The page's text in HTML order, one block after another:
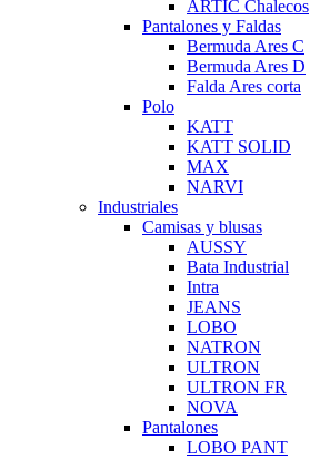
ARTIC Chalecos
Pantalones y Faldas
Bermuda Ares C
Bermuda Ares D
Falda Ares corta
Polo
KATT
KATT SOLID
MAX
NARVI
Industriales
Camisas y blusas
AUSSY
Bata Industrial
Intra
JEANS
LOBO
NATRON
ULTRON
ULTRON FR
NOVA
Pantalones
LOBO PANT